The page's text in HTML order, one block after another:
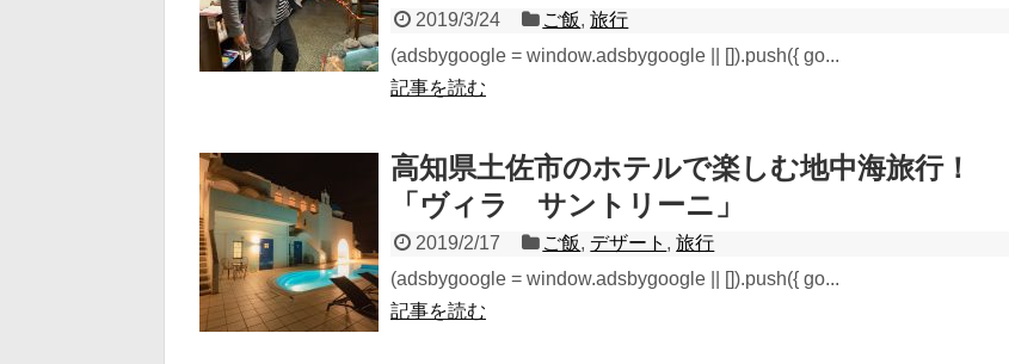
2019/3/24 ご飯,旅行
(adsbygoogle = window.adsbygoogle || []).push({ go...
記事を読む
高知県土佐市のホテルで楽しむ地中海旅行！
「ヴィラ サントリーニ」
2019/2/17 ご飯, デザート ,旅行
(adsbygoogle = window.adsbygoogle || []).push({ go...
記事を読む